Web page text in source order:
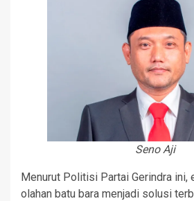
Seno Aji
Menurut Politisi Partai Gerindra ini,
olahan batu bara menjadi solusi